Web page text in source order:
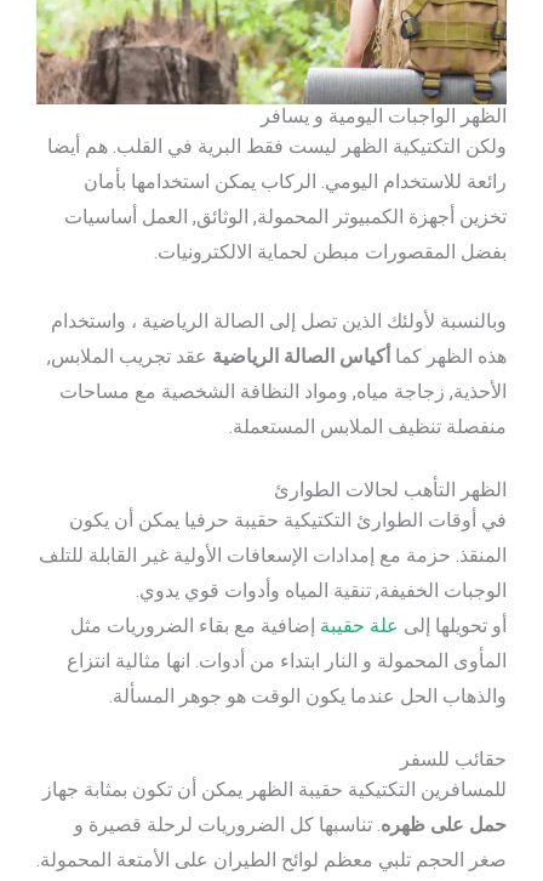
الظهر الواجبات اليومية و يسافر
ولكن التكتيكية الظهر ليست فقط البرية في القلب. هم أيضا
رائعة للاستخدام اليومي. الركاب يمكن استخدامها بأمان
تخزين أجهزة الكمبيوتر المحمولة, الوثائق, العمل أساسيات
بفضل المقصورات مبطن لحماية الالكترونيات.
وبالنسبة لأولئك الذين تصل إلى الصالة الرياضية ، واستخدام
هذه الظهر كما أكياس الصالة الرياضية عقد تجريب الملابس,
الأحذية, زجاجة مياه, ومواد النظافة الشخصية مع مساحات
منفصلة تنظيف الملابس المستعملة.
الظهر التأهب لحالات الطوارئ
في أوقات الطوارئ التكتيكية حقيبة حرفيا يمكن أن يكون
المنقذ. حزمة مع إمدادات الإسعافات الأولية غير القابلة للتلف
الوجبات الخفيفة, تنقية المياه وأدوات قوي يدوي.
أو تحويلها إلى علة حقيبة إضافية مع بقاء الضروريات مثل
المأوى المحمولة و النار ابتداء من أدوات. انها مثالية انتزاع
والذهاب الحل عندما يكون الوقت هو جوهر المسألة.
حقائب للسفر
للمسافرين التكتيكية حقيبة الظهر يمكن أن تكون بمثابة جهاز
حمل على ظهره . تناسبها كل الضروريات لرحلة قصيرة و
صغر الحجم تلبي معظم لوائح الطيران على الأمتعة المحمولة.